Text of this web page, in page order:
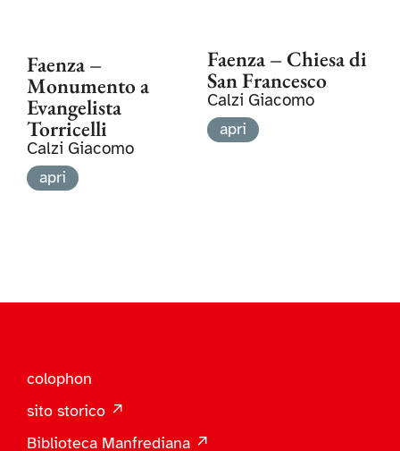
Faenza –
Monumento a
Evangelista
Torricelli
Calzi Giacomo
apri
Faenza – Chiesa di
San Francesco
Calzi Giacomo
apri
colophon
sito storico ↗
Biblioteca Manfrediana ↗